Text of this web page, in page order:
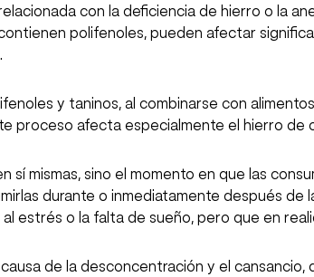
con la deficiencia de hierro o la
polifenoles, pueden afectar
y taninos, al combinarse con
proceso afecta especialmente el hierro
sí mismas, sino el momento en que las
durante o inmediatamente después
estrés o la falta de sueño, pero que en
de la desconcentración y el